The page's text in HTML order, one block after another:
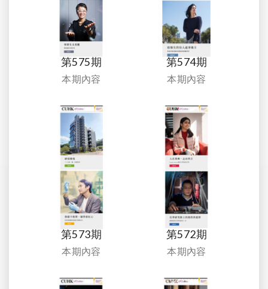
第575期
本期內容
第574期
本期內容
第573期
本期內容
第572期
本期內容